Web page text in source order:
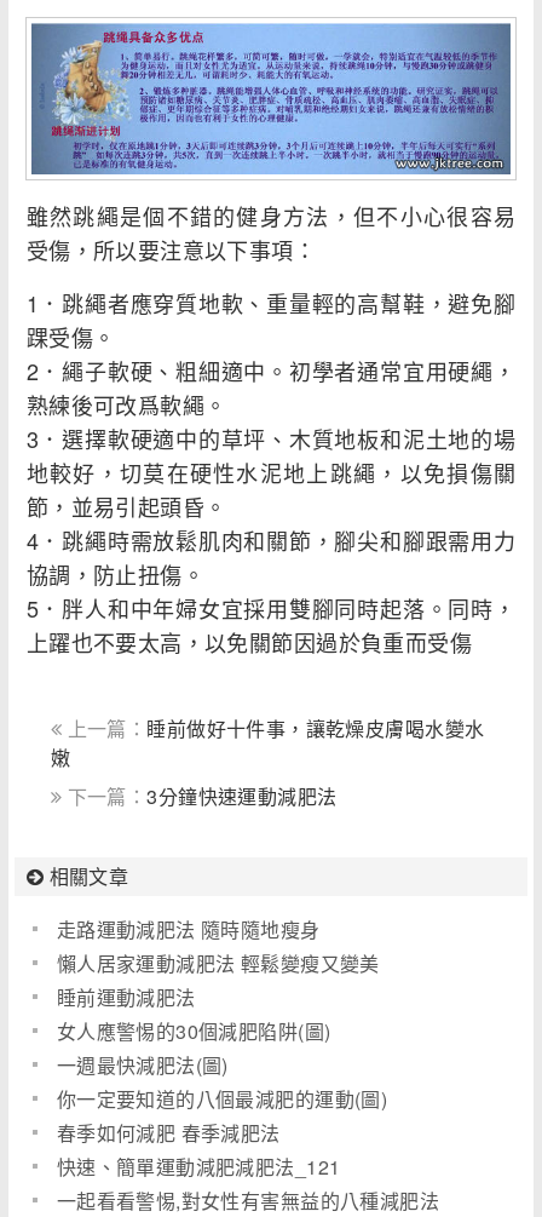
雖然跳繩是個不錯的健身方法，但不小心很容易
受傷，所以要注意以下事項：
1．跳繩者應穿質地軟、重量輕的高幫鞋，避免腳
踝受傷。
2．繩子軟硬、粗細適中。初學者通常宜用硬繩，
熟練後可改爲軟繩。
3．選擇軟硬適中的草坪、木質地板和泥土地的場
地較好，切莫在硬性水泥地上跳繩，以免損傷關
節，並易引起頭昏。
4．跳繩時需放鬆肌肉和關節，腳尖和腳跟需用力
協調，防止扭傷。
5．胖人和中年婦女宜採用雙腳同時起落。同時，
上躍也不要太高，以免關節因過於負重而受傷
上一篇： 睡前做好十件事，讓乾燥皮膚喝水變水
嫩
下一篇：3分鐘快速運動減肥法
相關文章
走路運動減肥法 隨時隨地瘦身
懶人居家運動減肥法 輕鬆變瘦又變美
睡前運動減肥法
女人應警惕的30個減肥陷阱(圖)
一週最快減肥法(圖)
你一定要知道的八個最減肥的運動(圖)
春季如何減肥 春季減肥法
快速、簡單運動減肥減肥法_121
一起看看警惕,對女性有害無益的八種減肥法